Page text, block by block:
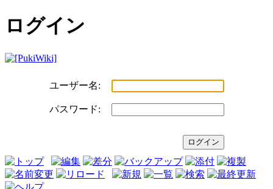
ログイン
ユーザー名:
パスワード: